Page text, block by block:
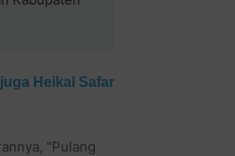
Heikal Safar
"Pulang